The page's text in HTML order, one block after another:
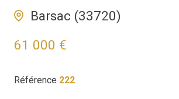
Barsac (33720)
61 000 €
Référence 222